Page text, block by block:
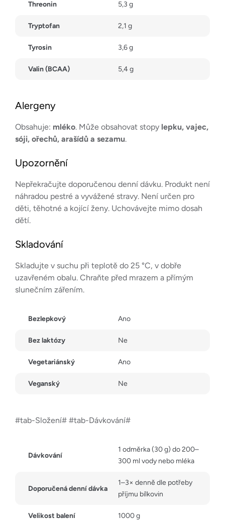
Threonin 5,3 g
Tryptofan 2,1 g
Tyrosin 3,6 g
Valin (BCAA) 5,4 g
Alergeny
Obsahuje: mléko. Může obsahovat stopy lepku, vajec,
sóji, ořechů, arašídů a sezamu.
Upozornění
Nepřekračujte doporučenou denní dávku. Produkt není
náhradou pestré a vyvážené stravy. Není určen pro
děti, těhotné a kojící ženy. Uchovávejte mimo dosah
dětí.
Skladování
Skladujte v suchu při teplotě do 25 °C, v dobře
uzavřeném obalu. Chraňte před mrazem a přímým
slunečním zářením.
Bezlepkový Ano
Bez laktózy Ne
Vegetariánský Ano
Veganský Ne
#tab-Složení# #tab-Dávkování#
Dávkování
1 odměrka (30 g) do 200–
300 ml vody nebo mléka
Doporučená denní dávka
1–3× denně dle potřeby
příjmu bílkovin
Velikost balení 1000 g